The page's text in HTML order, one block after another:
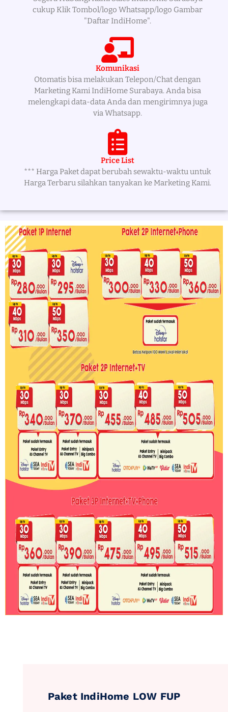
cukup Klik Tombol/logo Whatsapp/logo Gambar
"Daftar IndiHome".
Komunikasi
Otomatis bisa melakukan Telepon/Chat dengan
Marketing Kami IndiHome Surabaya. Anda bisa
melengkapi data-data Anda dan mengirimnya juga
via Whatsapp.
Price List
*** Harga Paket dapat berubah sewaktu-waktu untuk
Harga Terbaru silahkan tanyakan ke Marketing Kami.
Paket IndiHome LOW FUP